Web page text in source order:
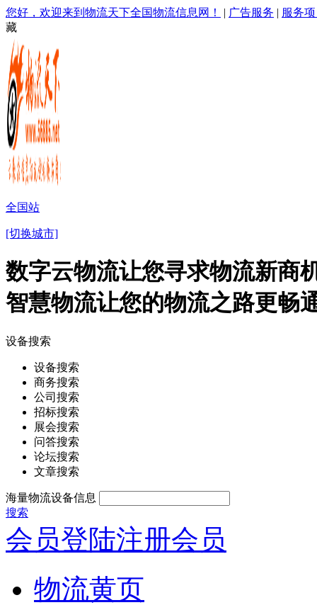
您好，欢迎来到物流天下全国物流信息网！ | 广告服务 | 服务
藏
全国站
[切换城市]
数字云物流让您寻求物流新商
智慧物流让您的物流之路更畅
设备搜索
设备搜索
商务搜索
公司搜索
招标搜索
展会搜索
问答搜索
论坛搜索
文章搜索
海量物流设备信息
搜索
会员登陆注册会员
物流黄页